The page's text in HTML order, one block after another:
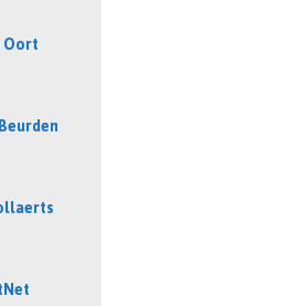
Oort